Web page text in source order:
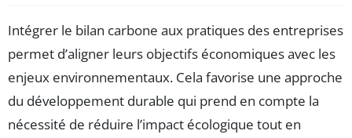
Intégrer le bilan carbone aux pratiques des entreprises
permet d’aligner leurs objectifs économiques avec les
enjeux environnementaux. Cela favorise une approche
du développement durable qui prend en compte la
nécessité de réduire l’impact écologique tout en